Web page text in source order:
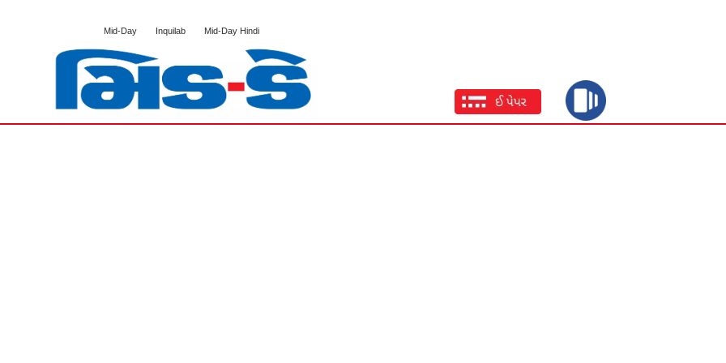
Mid-Day Inquilab Mid-Day Hindi